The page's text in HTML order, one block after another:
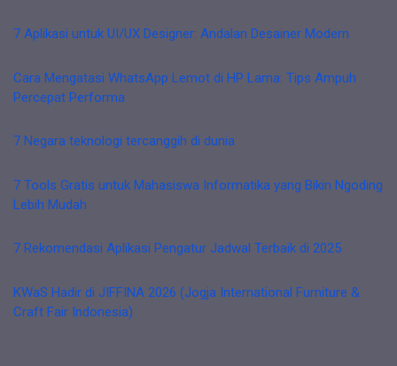
7 Aplikasi untuk UI/UX Designer: Andalan Desainer Modern
Cara Mengatasi WhatsApp Lemot di HP Lama: Tips Ampuh
Percepat Performa
7 Negara teknologi tercanggih di dunia
7 Tools Gratis untuk Mahasiswa Informatika yang Bikin Ngoding
Lebih Mudah
7 Rekomendasi Aplikasi Pengatur Jadwal Terbaik di 2025
KWaS Hadir di JIFFINA 2026 (Jogja International Furniture &
Craft Fair Indonesia)